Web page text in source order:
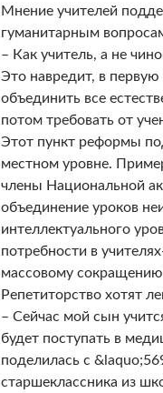
Мнение учителей
гуманитарным
– Как учитель, а не
Это навредит, в первую
объединить все
потом требовать от
Этот пункт реформы
местном уровне.
члены Национальной
объединение уроков
интеллектуального
потребности в
массовому
Репетиторство хотят
– Сейчас мой сын
будет поступать в
поделилась с
старшеклассника из